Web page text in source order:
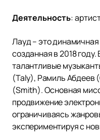
Деятельность:
Лауд – это
созданная в 2018
талантливые
(Taly), Рамиль Абдеев
(Smith). Основная
продвижение
ограничиваясь
экспериментируя с